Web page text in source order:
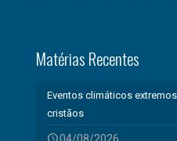
Matérias Recentes
Eventos climáticos
cristãos